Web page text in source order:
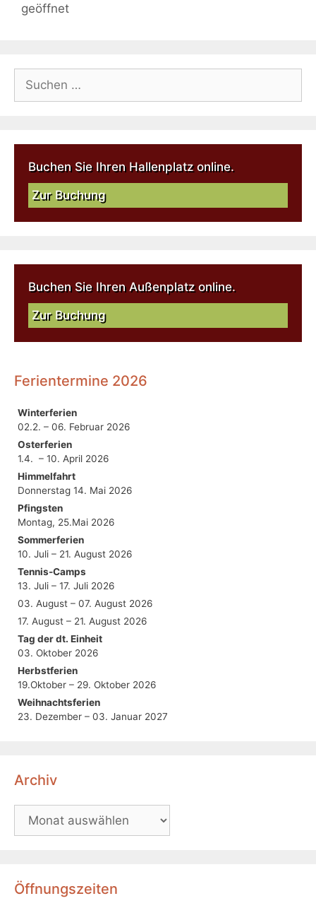
geöffnet
Buchen Sie Ihren Hallenplatz online.
Zur Buchung
Buchen Sie Ihren Außenplatz online.
Zur Buchung
Ferientermine 2026
Winterferien
02.2. – 06. Februar 2026
Osterferien
1.4. – 10. April 2026
Himmelfahrt
Donnerstag 14. Mai 2026
Pfingsten
Montag, 25.Mai 2026
Sommerferien
10. Juli – 21. August 2026
Tennis-Camps
13. Juli – 17. Juli 2026
03. August – 07. August 2026
17. August – 21. August 2026
Tag der dt. Einheit
03. Oktober 2026
Herbstferien
19.Oktober – 29. Oktober 2026
Weihnachtsferien
23. Dezember – 03. Januar 2027
Archiv
Öffnungszeiten